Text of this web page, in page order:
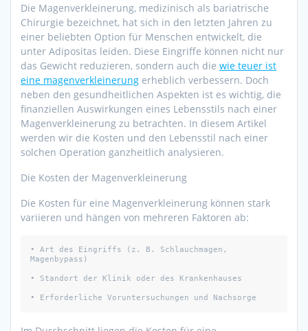
Die Magenverkleinerung, medizinisch als bariatrische
Chirurgie bezeichnet, hat sich in den letzten Jahren zu
einer beliebten Option für Menschen entwickelt, die
unter Adipositas leiden. Diese Eingriffe können nicht nur
das Gewicht reduzieren, sondern auch die wie teuer ist
eine magenverkleinerung erheblich verbessern. Doch
neben den gesundheitlichen Aspekten ist es wichtig, die
finanziellen Auswirkungen eines Lebensstils nach einer
Magenverkleinerung zu betrachten. In diesem Artikel
werden wir die Kosten und den Lebensstil nach einer
solchen Operation ganzheitlich analysieren.
Die Kosten der Magenverkleinerung
Die Kosten für eine Magenverkleinerung können stark
variieren und hängen von mehreren Faktoren ab:
• Art des Eingriffs (z. B. Schlauchmagen,
Magenbypass)
• Standort der Klinik oder des Krankenhauses
• Erforderliche Voruntersuchungen und Nachsorge